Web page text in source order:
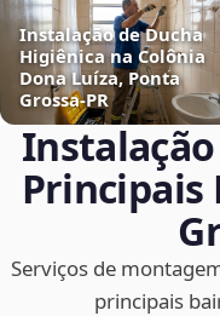
Instalação de Ducha
Higiênica na Colônia
Dona Luíza, Ponta
Grossa‑PR
Principais
Serviços de
principais